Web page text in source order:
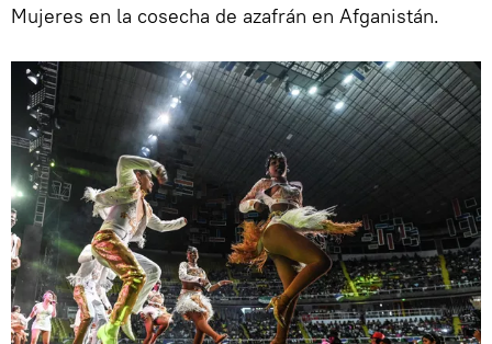
Mujeres en la cosecha de azafrán en Afganistán.